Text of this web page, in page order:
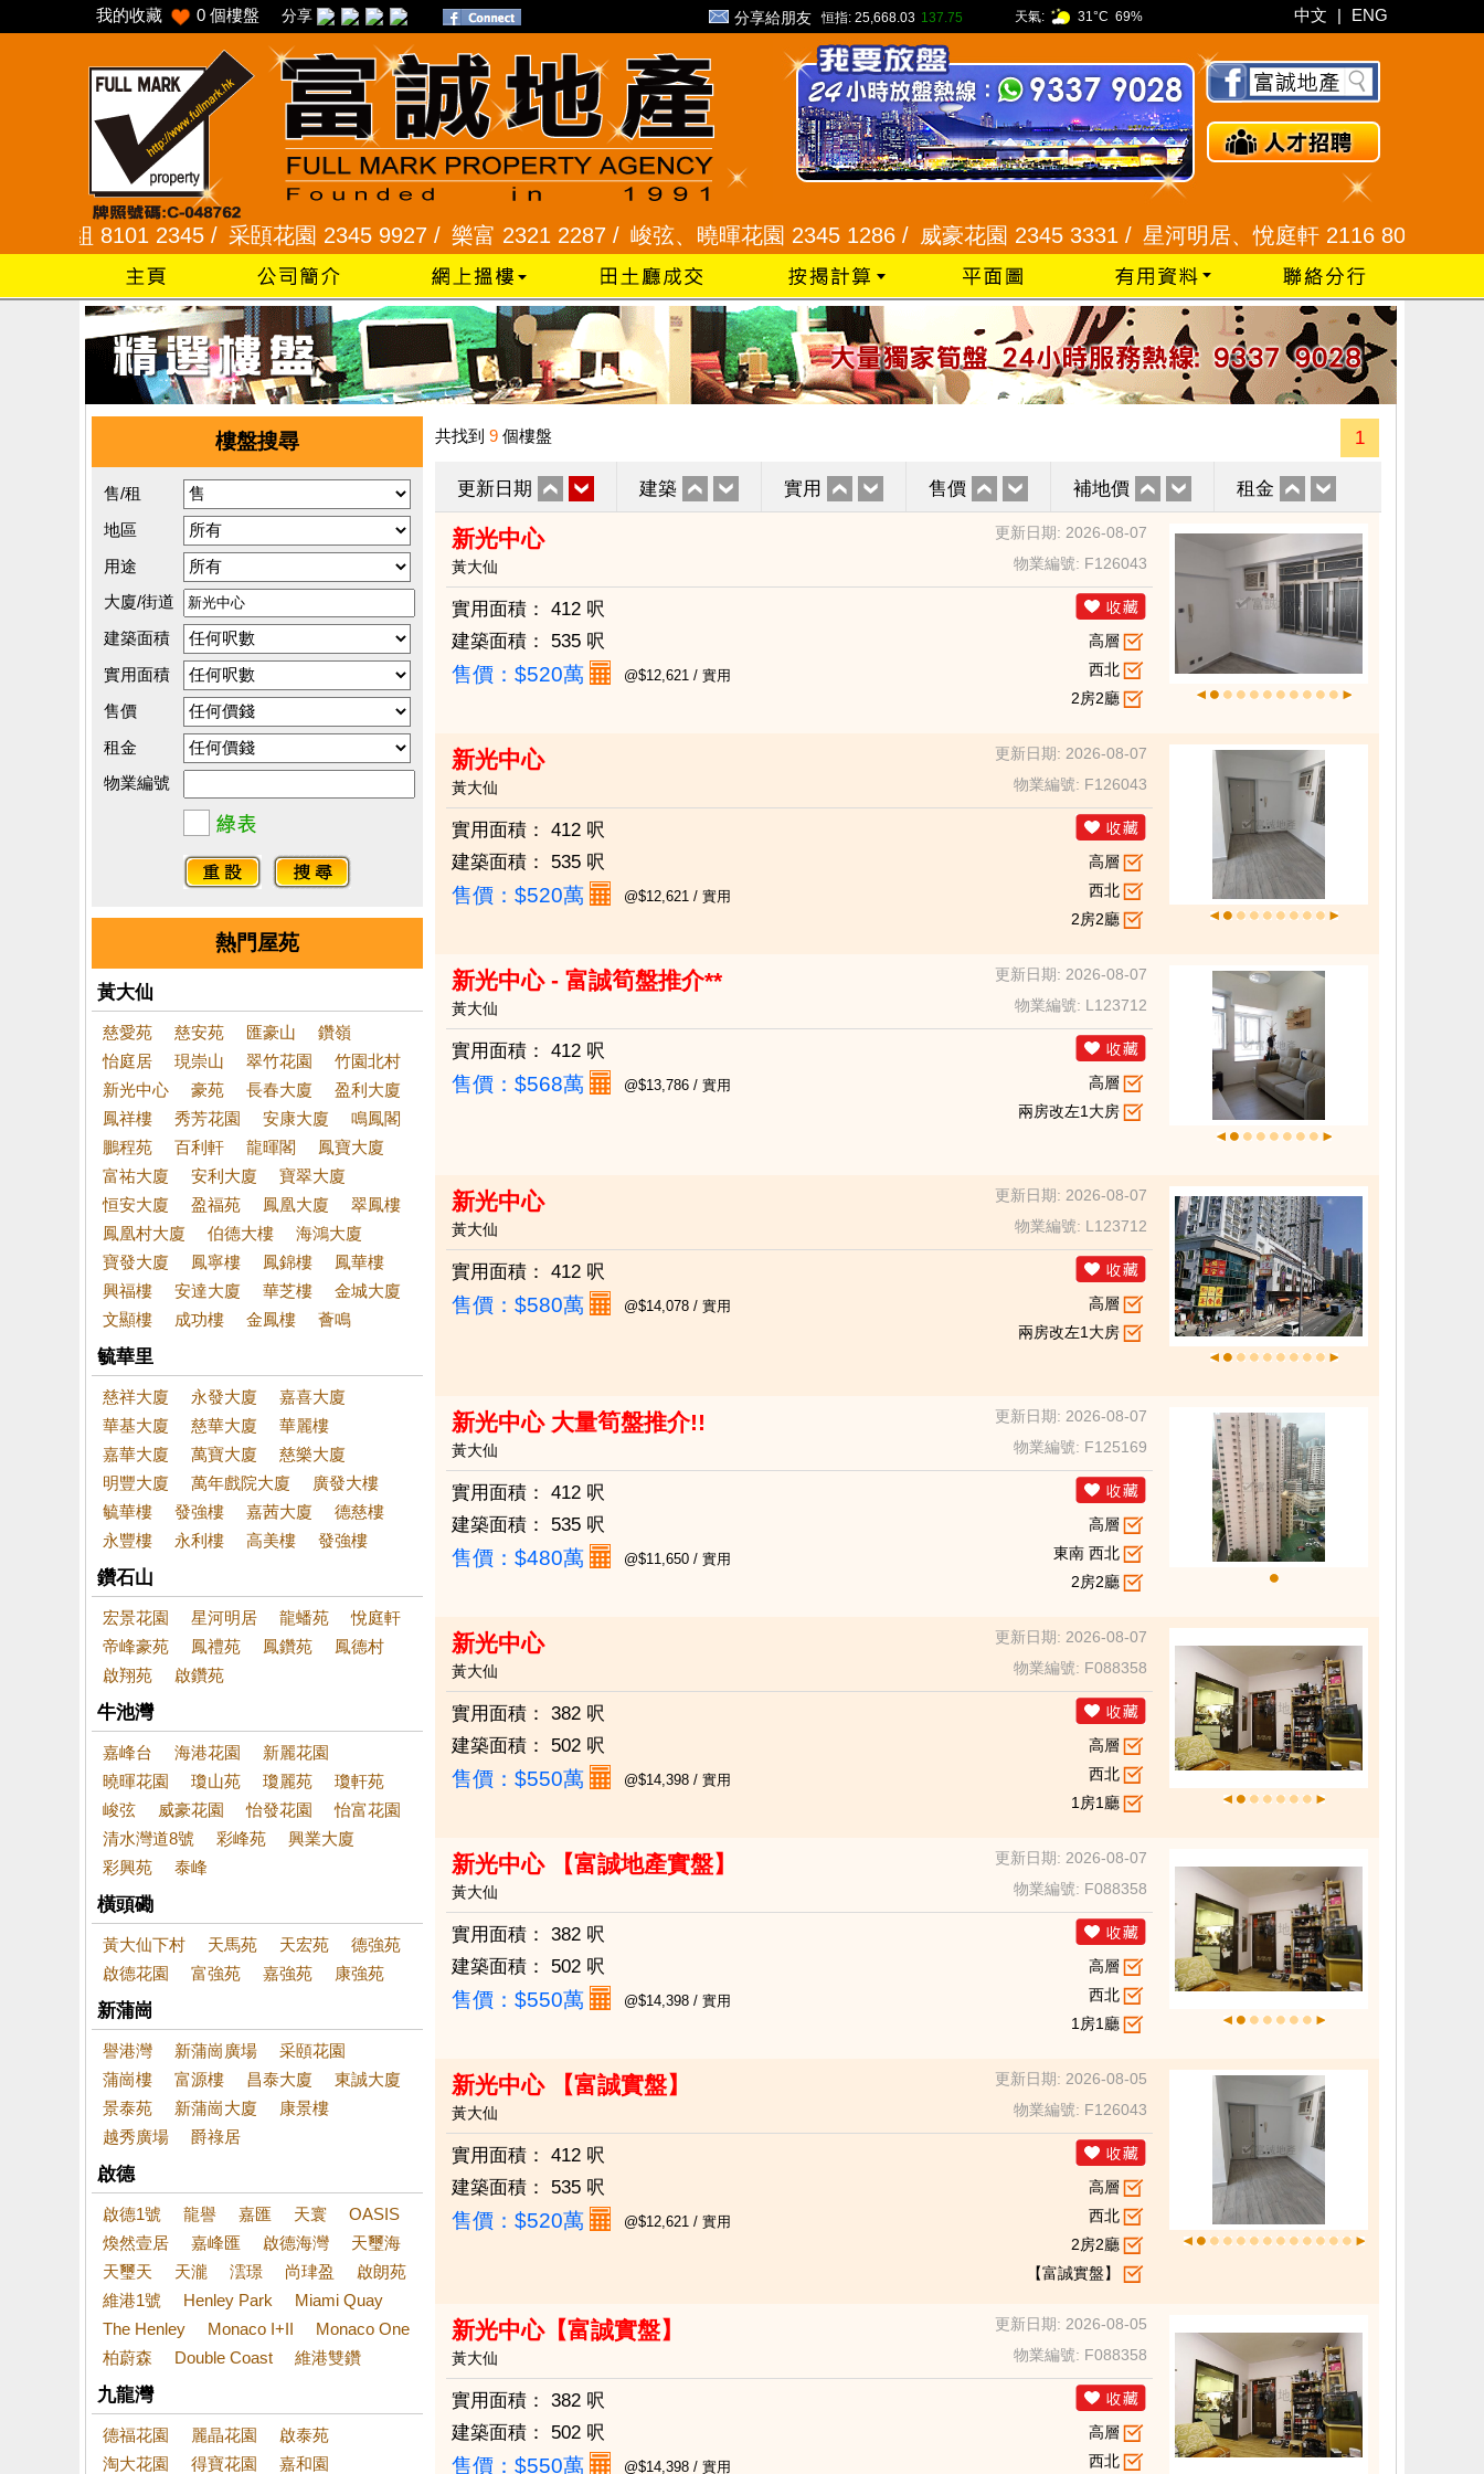
我的收藏 0 個樓盤 分享 分享給朋友 恒指: 25,668.03 137.75 天氣: 31°C 69% 中文 | ENG
組 8101 2345 /采頣花園 2345 9927 /樂富 2321 2287 /峻弦、曉暉花園 2345 1286 /威豪花園 2345 3331 /星河明居、悅庭軒 2116 8008 /現崇山、
樓盤搜尋
售/租
地區
用途
大廈/街道
建築面積
實用面積
售價
租金
物業編號
熱門屋苑
黃大仙
慈愛苑 慈安苑 匯豪山
鑽嶺
怡庭居
現崇山 翠竹花園
竹園北村
新光中心
豪苑 長春大廈
盈利大廈
鳳祥樓
秀芳花園 安康大廈
鳴鳳閣
鵬程苑
百利軒 龍暉閣
鳳寶大廈
富祐大廈
安利大廈
寶翠大廈
恒安大廈
盈福苑 鳳凰大廈
翠鳳樓
鳳凰村大廈
伯德大樓
海鴻大廈
寶發大廈
鳳寧樓 鳳錦樓
鳳華樓
興福樓
安達大廈 華芝樓
金城大廈
文顯樓
成功樓 金鳳樓 薈鳴
毓華里
慈祥大廈 永發大廈
嘉喜大廈
華基大廈
慈華大廈
華麗樓
嘉華大廈
萬寶大廈
慈樂大廈
明豐大廈
萬年戲院大廈
廣發大樓
毓華樓
發強樓 嘉茜大廈
德慈樓
永豐樓
永利樓 高美樓 發強樓
鑽石山
宏景花園 星河明居 龍蟠苑
悅庭軒
帝峰豪苑
鳳禮苑 鳳鑽苑
鳳德村
啟翔苑
啟鑽苑
牛池灣
嘉峰台 海港花園
新麗花園
曉暉花園
瓊山苑 瓊麗苑
瓊軒苑
峻弦
威豪花園 怡發花園
怡富花園
清水灣道8號
彩峰苑
興業大廈
彩興苑
泰峰
橫頭磡
黃大仙下村 天馬苑 天宏苑
德強苑
啟德花園
富強苑 嘉強苑 康強苑
新蒲崗
譽港灣 新蒲崗廣場
采頤花園
蒲崗樓
富源樓 昌泰大廈
東誠大廈
景泰苑
新蒲崗大廈
康景樓
越秀廣場
爵祿居
啟德
啟德1號 龍譽 嘉匯 天寰
OASIS
煥然壹居
嘉峰匯 啟德海灣
天璽海
天璽天
天瀧 澐璟 尚珒盈
啟朗苑
維港1號
Henley Park
Miami Quay
The Henley
Monaco I+II
Monaco One
柏蔚森
Double Coast 維港雙鑽
九龍灣
德福花園 麗晶花園
啟泰苑
淘大花園
得寶花園 嘉和園
共找到 9 個樓盤 1
更新日期 建築 實用 售價 補地價 租金
新光中心
更新日期: 2026-08-07
黃大仙
物業編號: F126043
實用面積：
412 呎
建築面積：
535 呎
售價： $520萬 @$12,621 / 實用
高層
西北
2房2廳
新光中心
更新日期: 2026-08-07
黃大仙
物業編號: F126043
實用面積：
412 呎
建築面積：
535 呎
售價： $520萬 @$12,621 / 實用
高層
西北
2房2廳
新光中心 - 富誠筍盤推介**
更新日期: 2026-08-07
黃大仙
物業編號: L123712
實用面積： 412 呎
售價： $568萬 @$13,786 / 實用
高層
兩房改左1大房
新光中心
更新日期: 2026-08-07
黃大仙
物業編號: L123712
實用面積： 412 呎
售價： $580萬 @$14,078 / 實用
高層
兩房改左1大房
新光中心 大量筍盤推介!!
更新日期: 2026-08-07
黃大仙
物業編號: F125169
實用面積：
412 呎
建築面積：
535 呎
售價： $480萬 @$11,650 / 實用
高層
東南 西北
2房2廳
新光中心
更新日期: 2026-08-07
黃大仙
物業編號: F088358
實用面積：
382 呎
建築面積：
502 呎
售價： $550萬 @$14,398 / 實用
高層
西北
1房1廳
新光中心 【富誠地產實盤】
更新日期: 2026-08-07
黃大仙
物業編號: F088358
實用面積：
382 呎
建築面積：
502 呎
售價： $550萬 @$14,398 / 實用
高層
西北
1房1廳
新光中心 【富誠實盤】
更新日期: 2026-08-05
黃大仙
物業編號: F126043
實用面積：
412 呎
建築面積：
535 呎
售價： $520萬 @$12,621 / 實用
高層
西北
2房2廳
【富誠實盤】
新光中心【富誠實盤】
更新日期: 2026-08-05
黃大仙
物業編號: F088358
實用面積：
382 呎
建築面積：
502 呎
售價： $550萬 @$14,398 / 實用
高層
西北